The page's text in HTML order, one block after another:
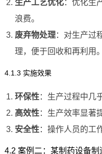
生产工艺优化：优化生
浪费。
废弃物处理：对生产过
理，便于回收和再利用。
4.1.3 实施效果
环保性：生产过程中几
高效性：生产效率显著
安全性：操作人员的工
4.2 案例二：某制药设备